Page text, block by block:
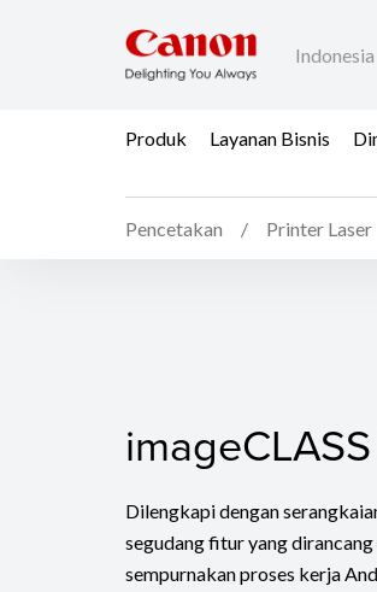
Indonesia
Produk Layanan Bisnis
Pencetakan Printer Laser
Dilengkapi dengan
segudang fitur yang
sempurnakan proses kerja